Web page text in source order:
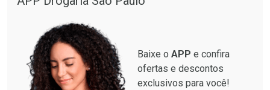
Baixe o APP e confira
ofertas e descontos
exclusivos para você!